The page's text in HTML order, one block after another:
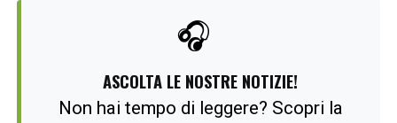
🎧
ASCOLTA LE NOSTRE NOTIZIE!
Non hai tempo di leggere? Scopri la